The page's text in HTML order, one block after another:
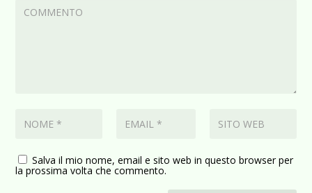
Salva il mio nome, email e sito web in questo browser per
la prossima volta che commento.